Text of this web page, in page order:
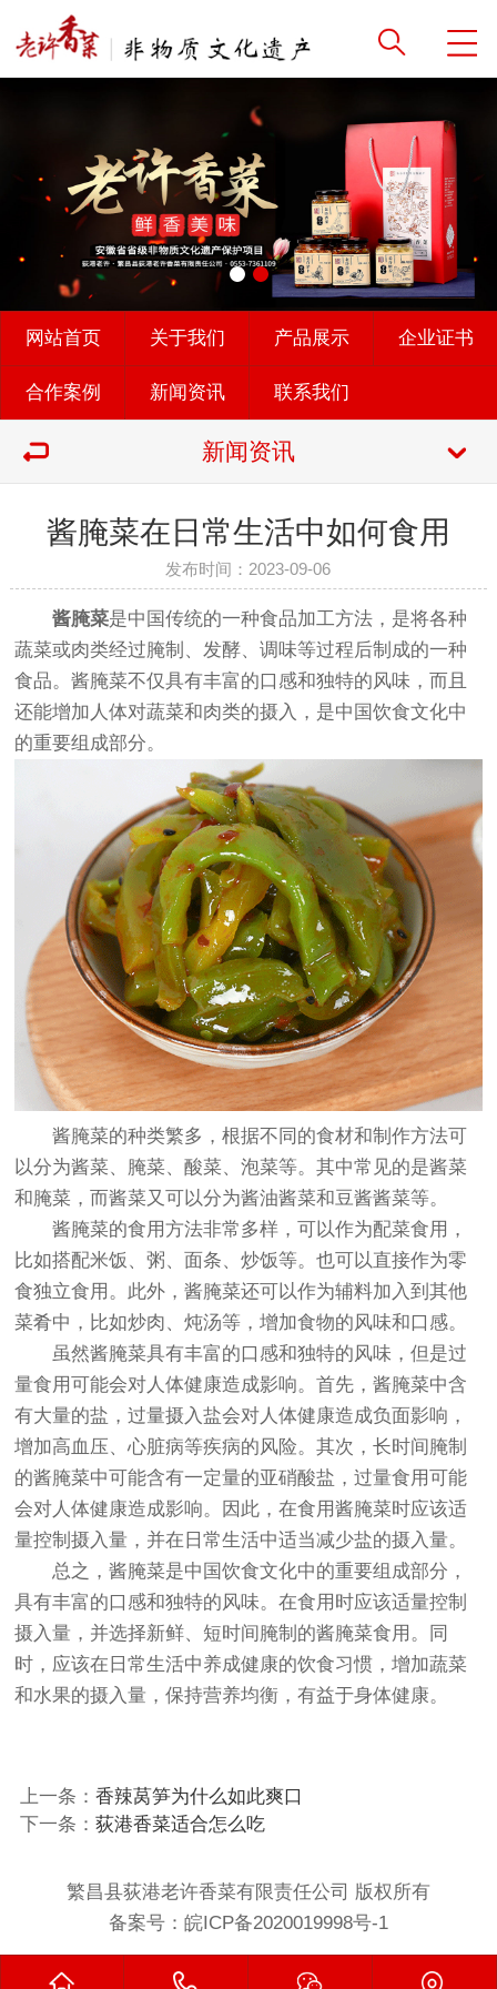
网站首页 关于我们 产品展示 企业证书
合作案例 新闻资讯 联系我们
新闻资讯
酱腌菜在日常生活中如何食用
发布时间：2023-09-06
酱腌菜是中国传统的一种食品加工方法，是将各种
蔬菜或肉类经过腌制、发酵、调味等过程后制成的一种
食品。酱腌菜不仅具有丰富的口感和独特的风味，而且
还能增加人体对蔬菜和肉类的摄入，是中国饮食文化中
的重要组成部分。
酱腌菜的种类繁多，根据不同的食材和制作方法可
以分为酱菜、腌菜、酸菜、泡菜等。其中常见的是酱菜
和腌菜，而酱菜又可以分为酱油酱菜和豆酱酱菜等。
酱腌菜的食用方法非常多样，可以作为配菜食用，
比如搭配米饭、粥、面条、炒饭等。也可以直接作为零
食独立食用。此外，酱腌菜还可以作为辅料加入到其他
菜肴中，比如炒肉、炖汤等，增加食物的风味和口感。
虽然酱腌菜具有丰富的口感和独特的风味，但是过
量食用可能会对人体健康造成影响。首先，酱腌菜中含
有大量的盐，过量摄入盐会对人体健康造成负面影响，
增加高血压、心脏病等疾病的风险。其次，长时间腌制
的酱腌菜中可能含有一定量的亚硝酸盐，过量食用可能
会对人体健康造成影响。因此，在食用酱腌菜时应该适
量控制摄入量，并在日常生活中适当减少盐的摄入量。
总之，酱腌菜是中国饮食文化中的重要组成部分，
具有丰富的口感和独特的风味。在食用时应该适量控制
摄入量，并选择新鲜、短时间腌制的酱腌菜食用。同
时，应该在日常生活中养成健康的饮食习惯，增加蔬菜
和水果的摄入量，保持营养均衡，有益于身体健康。
上一条： 香辣莴笋为什么如此爽口
下一条： 荻港香菜适合怎么吃
繁昌县荻港老许香菜有限责任公司 版权所有
备案号： 皖ICP备2020019998号-1